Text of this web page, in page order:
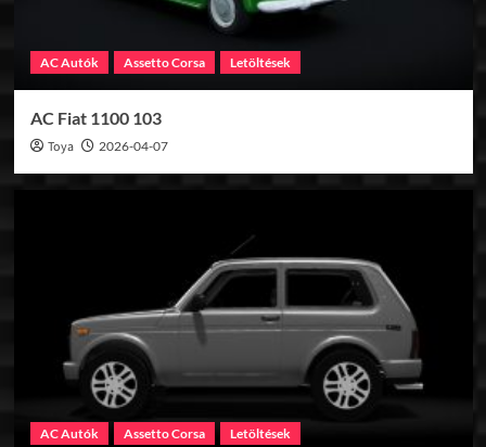
AC Autók Assetto Corsa Letöltések
AC Fiat 1100 103
Toya 2026-04-07
AC Autók Assetto Corsa Letöltések